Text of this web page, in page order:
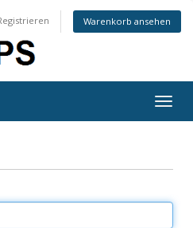
Warenkorb ansehen